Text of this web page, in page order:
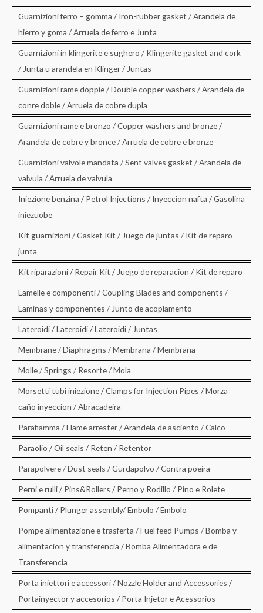
Guarnizioni ferro – gomma / Iron-rubber gasket / Arandela de
hierro y goma / Arruela de ferro e Junta
Guarnizioni in klingerite e sughero / Klingerite gasket and cork
/ Junta u arandela en Klinger / Juntas
Guarnizioni rame doppie / Double copper washers / Arandela de
conre doble / Arruela de cobre dupla
Guarnizioni rame e bronzo / Copper washers and bronze /
Arandela de cobre y bronce / Arruela de cobre e bronze
Guarnizioni valvole mandata / Sent valves gasket / Arandela de
valvula / Arruela de valvula
Iniezione benzina / Petrol Injections / Inyeccion nafta / Gasolina
iniezuobe
Kit guarnizioni / Gasket Kit / Juego de juntas / Kit de reparo
junta
Kit riparazioni / Repair Kit / Juego de reparacion / Kit de reparo
Lamelle e componenti / Coupling Blades and components /
Laminas y componentes / Junto de acoplamento
Lateroidi / Lateroidi / Lateroidi / Juntas
Membrane / Diaphragms / Membrana / Membrana
Molle / Springs / Resorte / Mola
Morsetti tubi iniezione / Clamps for Injection Pipes / Morza
caño inyeccion / Abracadeira
Parafiamma / Flame arrester / Arandela de asciento / Calco
Paraolio / Oil seals / Reten / Retentor
Parapolvere / Dust seals / Gurdapolvo / Contra poeira
Perni e rulli / Pins&Rollers / Perno y Rodillo / Pino e Rolete
Pompanti / Plunger assembly/ Embolo / Embolo
Pompe alimentazione e trasferta / Fuel feed Pumps / Bomba y
alimentacion y transferencia / Bomba Alimentadora e de
Transferencia
Porta iniettori e accessori / Nozzle Holder and Accessories /
Portainyector y accesorios / Porta Injetor e Acessorios